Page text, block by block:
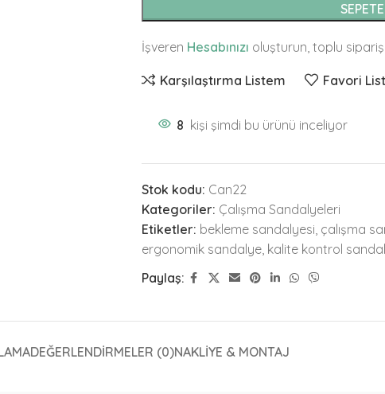
İşveren Hesabınızı oluşturun, toplu
Karşılaştırma Listem Favori
8 kişi şimdi bu ürünü inceliyor
Stok kodu: Can22
Kategoriler: Çalışma Sandalyeleri
Etiketler: bekleme sandalyesi, çalışma
ergonomik sandalye, kalite kontrol
Paylaş:
DEĞERLENDIRMELER (0)NAKLIYE & MONTAJ